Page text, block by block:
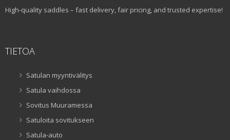
High-quality saddles – fast delivery, fair pricing, and trusted expertise!
TIETOA
Satulan myyntivälitys
Satula vaihdossa
Sovitus Muuramessa
Satuloita sovitukseen
Satula-auto